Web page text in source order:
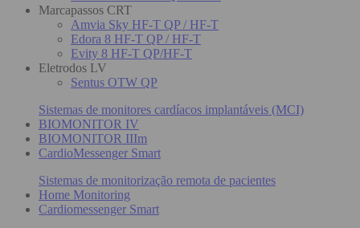
Marcapassos CRT
Amvia Sky HF-T QP / HF-T
Edora 8 HF-T QP / HF-T
Evity 8 HF-T QP/HF-T
Eletrodos LV
Sentus OTW QP
Sistemas de monitores cardíacos implantáveis (MCI)
BIOMONITOR IV
BIOMONITOR IIIm
CardioMessenger Smart
Sistemas de monitorização remota de pacientes
Home Monitoring
Cardiomessenger Smart